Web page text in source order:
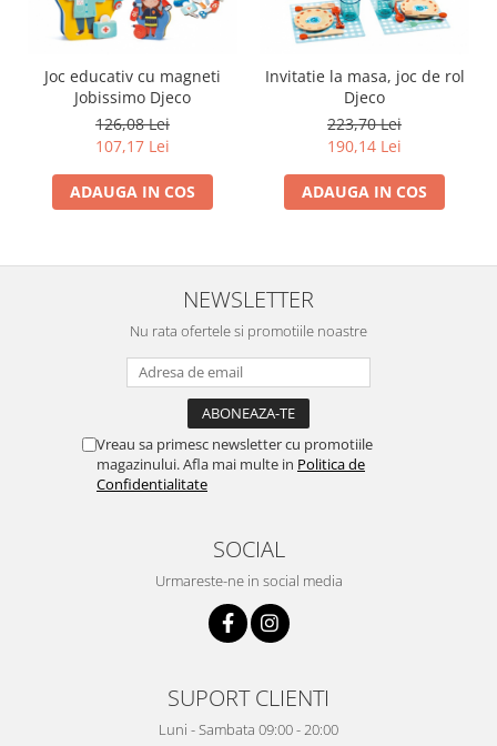
Joc educativ cu magneti
Jobissimo Djeco
126,08 Lei
107,17 Lei
ADAUGA IN COS
Invitatie la masa, joc de rol
Djeco
223,70 Lei
190,14 Lei
ADAUGA IN COS
NEWSLETTER
Nu rata ofertele si promotiile noastre
Vreau sa primesc newsletter cu promotiile
magazinului. Afla mai multe in Politica de
Confidentialitate
SOCIAL
Urmareste-ne in social media
SUPORT CLIENTI
Luni - Sambata 09:00 - 20:00